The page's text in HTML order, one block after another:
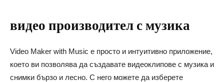
видео производител с музика
Video Maker with Music е просто и интуитивно приложение,
което ви позволява да създавате видеоклипове с музика и
снимки бързо и лесно. С него можете да изберете